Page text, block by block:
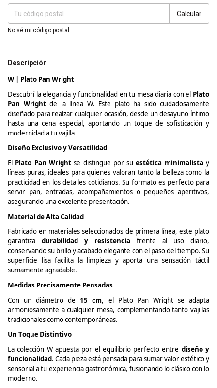
Calcular
No sé mi código postal
Descripción
W | Plato Pan Wright
Descubrí la elegancia y funcionalidad en tu mesa diaria con el Plato
Pan Wrightde la línea W. Este plato ha sido cuidadosamente
diseñado para realzar cualquier ocasión, desde un desayuno íntimo
hasta una cena especial, aportando un toque de sofisticación y
modernidad a tu vajilla.
Diseño Exclusivo y Versatilidad
El Plato Pan Wrightse distingue por suestética minimalista y
líneas puras, ideales para quienes valoran tanto la belleza como la
practicidad en los detalles cotidianos. Su formato es perfecto para
servir pan, entradas, acompañamientos o pequeños aperitivos,
asegurando una excelente presentación.
Material de Alta Calidad
Fabricado en materiales seleccionados de primera línea, este plato
garantiza durabilidad y resistencia frente al uso diario,
conservando su brillo y acabado elegante con el paso del tiempo. Su
superficie lisa facilita la limpieza y aporta una sensación táctil
sumamente agradable.
Medidas Precisamente Pensadas
Con un diámetro de 15 cm, el Plato Pan Wright se adapta
armoniosamente a cualquier mesa, complementando tanto vajillas
tradicionales como contemporáneas.
Un Toque Distintivo
La colección W apuesta por el equilibrio perfecto entre diseño y
funcionalidad. Cada pieza está pensada para sumar valor estético y
sensorial a tu experiencia gastronómica, fusionando lo clásico con lo
moderno.